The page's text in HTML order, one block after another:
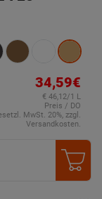
34,59€
€ 46,12/1 L
Preis / DO
MwSt. 20%, zzgl.
Versandkosten.